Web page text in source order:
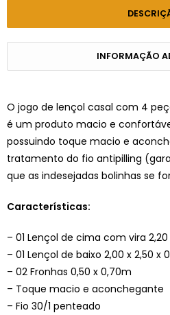
INFORMAÇÃO
O jogo de lençol casal com 4
é um produto macio e
possuindo toque macio e
tratamento do fio antipilling
que as indesejadas bolinhas se
Características:
– 01 Lençol de cima com vira 2,20
– 01 Lençol de baixo 2,00 x 2,50
– 02 Fronhas 0,50 x 0,70m
– Toque macio e aconchegante
– Fio 30/1 penteado